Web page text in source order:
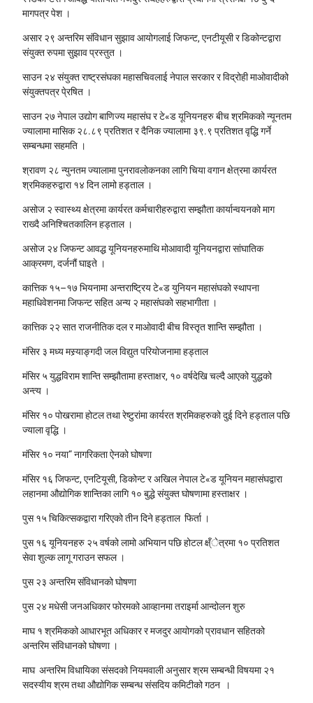
मागपत्र पेश ।
असार २९ अन्तरिम संविधान सुझाव आयोगलाई जिफन्ट, एनटीयूसी र डिकोन्टद्वारा
संयुक्त रुपमा सुझाव प्रस्तुत ।
साउन २४ संयुक्त राष्ट्रसंघका महासचिवलाई नेपाल सरकार र विद्रोही माओवादीको
संयुक्तपत्र पे्रषित ।
साउन २७ नेपाल उद्योग बाणिज्य महासंघ र टे«ड यूनियनहरु बीच श्रमिकको न्यूनतम
ज्यालामा मासिक २८.८९ प्रतिशत र दैनिक ज्यालामा ३९.९ प्रतिशत वृद्धि गर्ने
सम्बन्धमा सहमति ।
श्रावण २८ न्युनतम ज्यालामा पुनरावलोकनका लागि चिया वगान क्षेत्रमा कार्यरत
श्रमिकहरुद्वारा १४ दिन लामो हड्ताल ।
असोज २ स्वास्थ्य क्षेत्रमा कार्यरत कर्मचारीहरुद्वारा सम्झौता कार्यान्वयनको माग
राख्दै अनिश्चितकालिन हड्ताल ।
असोज २४ जिफन्ट आवद्ध यूनियनहरुमाथि मोआवादी यूनियनद्वारा सांघातिक
आक्रमण, दर्जनौं घाइते ।
कात्तिक १५–१७ भियनामा अन्तराष्ट्रिय टे«ड युनियन महासंघको स्थापना
महाधिवेशनमा जिफन्ट सहित अन्य २ महासंघको सहभागीता ।
कात्तिक २२ सात राजनीतिक दल र माओवादी बीच विस्तृत शान्ति सम्झौता ।
मंसिर ३ मध्य मस्र्याङ्गदी जल विद्युत परियोजनामा हड्ताल
मंसिर ५ युद्धविराम शान्ति सम्झौतामा हस्ताक्षर, १० वर्षदेखि चल्दै आएको युद्धको
अन्त्य ।
मंसिर १० पोखरामा होटल तथा रेष्टुरांमा कार्यरत श्रमिकहरुको दुई दिने हड्ताल पछि
ज्याला वृद्धि ।
मंसिर १० नया“ नागरिकता ऐनको घोषणा
मंसिर १६ जिफन्ट, एनटियूसी, डिकोन्ट र अखिल नेपाल टे«ड यूनियन महासंघद्वारा
लहानमा औद्योगिक शान्तिका लागि १० बुद्धे संयुक्त घोषणामा हस्ताक्षर ।
पुस १५ चिकित्सकद्वारा गरिएको तीन दिने हड्ताल फिर्ता ।
पुस १६ यूनियनहरु २५ वर्षको लामो अभियान पछि होटल क्ष्ँेत्रमा १० प्रतिशत
सेवा शुल्क लागू गराउन सफल ।
पुस २३ अन्तरिम संविधानको घोषणा
पुस २४ मधेसी जनअधिकार फोरमको आव्हानमा तराइर्मा आन्दोलन शुरु
माघ १ श्रमिकको आधारभूत अधिकार र मजदुर आयोगको प्रावधान सहितको
अन्तरिम संविधानको घोषणा ।
माघ अन्तरिम विधायिका संसदको नियमवाली अनुसार श्रम सम्बन्धी विषयमा २१
सदस्यीय श्रम तथा औद्योगिक सम्बन्ध संसदिय कमिटीको गठन ।